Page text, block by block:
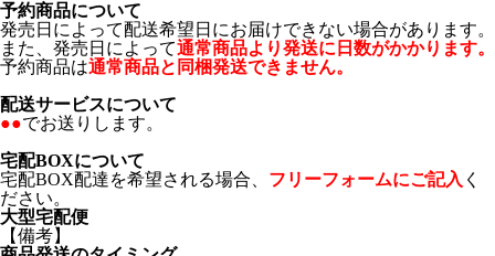
予約商品について
発売日によって配送希望日にお届けできない場合があります。
また、発売日によって通常商品より発送に日数がかかります。
予約商品は通常商品と同梱発送できません。
配送サービスについて
●●でお送りします。
宅配BOXについて
宅配BOX配達を希望される場合、 フリーフォームにご記入 く
ださい。
大型宅配便
【備考】